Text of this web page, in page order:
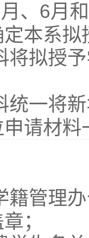
月、 6月和
本系
将拟授
统一将
请材
籍管理
；